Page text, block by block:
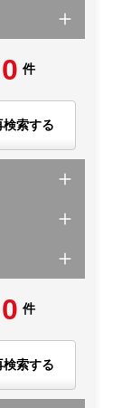
0 件
検索する
0 件
検索する